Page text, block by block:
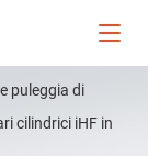
puleggia di
cilindrici iHF in